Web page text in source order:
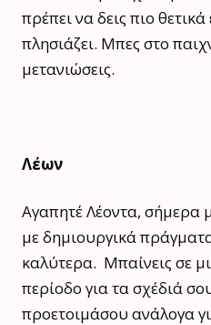
πρέπει να δεις πιο
πλησιάζει. Μπες στο
μετανιώσεις.
Λέων
Αγαπητέ Λέοντα, σήμερα
με δημιουργικά
καλύτερα. Μπαίνεις σε
περίοδο για τα σχέδιά
προετοιμάσου ανάλογα